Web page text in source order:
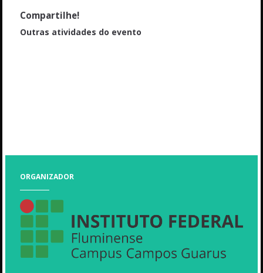
Compartilhe!
Outras atividades do evento
ORGANIZADOR